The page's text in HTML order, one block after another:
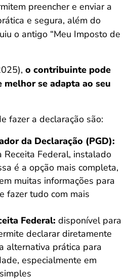
preencher e enviar a
e segura, além do
o antigo “Meu Imposto de
o contribuinte pode
melhor se adapta ao seu
fazer a declaração são:
da Declaração (PGD):
Receita Federal, instalado
é a opção mais completa,
muitas informações para
fazer tudo com mais
Federal: disponível para
declarar diretamente
alternativa prática para
especialmente em